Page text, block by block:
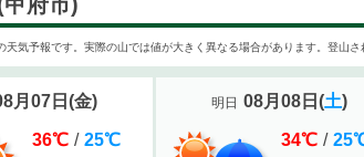
気予報です。実際の山では値が大きく異なる場合があります。登山さ
月07日(金)
36℃ / 25℃
明日 08月08日 (土)
34℃ / 25